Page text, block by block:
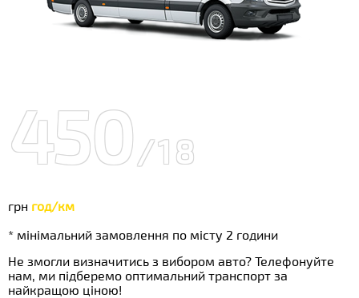
450/18
грн год/км
* мінімальний замовлення по місту 2 години
Не змогли визначитись з вибором авто? Телефонуйте
нам, ми підберемо оптимальний транспорт за
найкращою ціною!